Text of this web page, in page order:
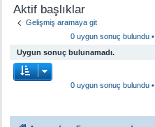
Aktif başlıklar
Gelişmiş aramaya git
0 uygun sonuç bulundu •
Uygun sonuç bulunamadı.
0 uygun sonuç bulundu •